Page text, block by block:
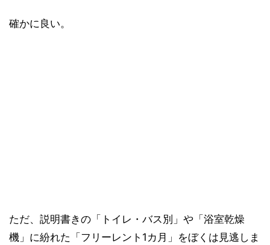
確かに良い。
ただ、説明書きの「トイレ・バス別」や「浴室乾燥
機」に紛れた「フリーレント1カ月」をぼくは見逃しま